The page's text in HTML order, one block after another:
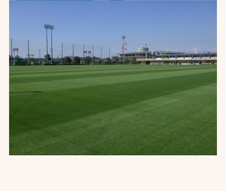
プライバシーポリシー
ソーシャルメディアポリシー
Instagram
FacebookYouTube
文字の見えづらさや操作にお困りの方へ